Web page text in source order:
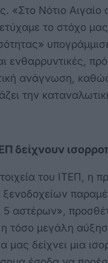
«Στο Νότιο
το στόχο
ενθαρρυντικές,
ανάγνωση,
την
δείχνουν
του ΙΤΕΠ, η
5 αστέρων»,
τόσο μεγάλη
μας δείχνει μια